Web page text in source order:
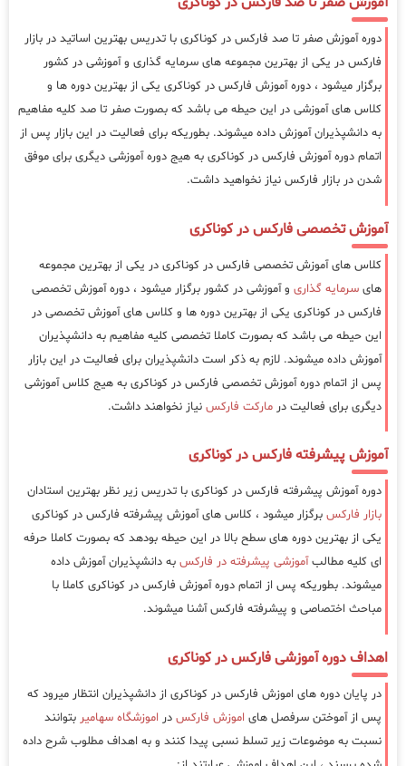
دوره آموزش صفر تا صد فارکس در کوناکری با تدریس بهترین اساتید در بازار
فارکس در یکی از بهترین مجموعه های سرمایه گذاری و آموزشی در کشور
برگزار میشود ، دوره آموزش فارکس در کوناکری یکی از بهترین دوره ها و
کلاس های آموزشی در این حیطه می باشد که بصورت صفر تا صد کلیه مفاهیم
به دانشپذیران آموزش داده میشوند. بطوریکه برای فعالیت در این بازار پس از
اتمام دوره آموزش فارکس در کوناکری به هیج دوره آموزشی دیگری برای موفق
شدن در بازار فارکس نیاز نخواهید داشت.
آموزش تخصصی فارکس در کوناکری
کلاس های آموزش تخصصی فارکس در کوناکری در یکی از بهترین مجموعه
های سرمایه گذاری و آموزشی در کشور برگزار میشود ، دوره آموزش تخصصی
فارکس در کوناکری یکی از بهترین دوره ها و کلاس های آموزش تخصصی در
این حیطه می باشد که بصورت کاملا تخصصی کلیه مفاهیم به دانشپذیران
آموزش داده میشوند. لازم به ذکر است دانشپذیران برای فعالیت در این بازار
پس از اتمام دوره آموزش تخصصی فارکس در کوناکری به هیج کلاس آموزشی
دیگری برای فعالیت در مارکت فارکس نیاز نخواهند داشت.
آموزش پیشرفته فارکس در کوناکری
دوره آموزش پیشرفته فارکس در کوناکری با تدریس زیر نظر بهترین استادان
بازار فارکس برگزار میشود ، کلاس های آموزش پیشرفته فارکس در کوناکری
یکی از بهترین دوره های سطح بالا در این حیطه بودهد که بصورت کاملا حرفه
ای کلیه مطالبآموزشی پیشرفته در فارکس به دانشپذیران آموزش داده
میشوند. بطوریکه پس از اتمام دوره آموزش فارکس در کوناکری کاملا با
مباحث اختصاصی و پیشرفته فارکس آشنا میشوند.
اهداف دوره آموزشی فارکس در کوناکری
در پایان دوره های اموزش فارکس در کوناکری از دانشپذیران انتظار میرود که
پس از آموختن سرفصل های اموزش فارکس در اموزشگاه سهامیر بتوانند
نسبت به موضوعات زیر تسلط نسبی پیدا کنند و به اهداف مطلوب شرح داده